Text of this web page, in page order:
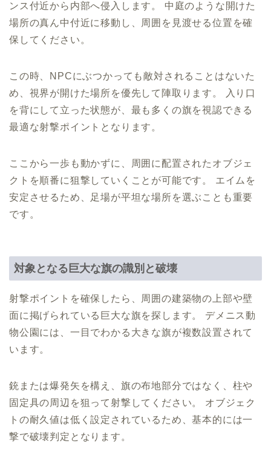
ンス付近から内部へ侵入します。 中庭のような開けた
場所の真ん中付近に移動し、周囲を見渡せる位置を確
保してください。
この時、NPCにぶつかっても敵対されることはないた
め、視界が開けた場所を優先して陣取ります。 入り口
を背にして立った状態が、最も多くの旗を視認できる
最適な射撃ポイントとなります。
ここから一歩も動かずに、周囲に配置されたオブジェ
クトを順番に狙撃していくことが可能です。 エイムを
安定させるため、足場が平坦な場所を選ぶことも重要
です。
対象となる巨大な旗の識別と破壊
射撃ポイントを確保したら、周囲の建築物の上部や壁
面に掲げられている巨大な旗を探します。 デメニス動
物公園には、一目でわかる大きな旗が複数設置されて
います。
銃または爆発矢を構え、旗の布地部分ではなく、柱や
固定具の周辺を狙って射撃してください。 オブジェク
トの耐久値は低く設定されているため、基本的には一
撃で破壊判定となります。